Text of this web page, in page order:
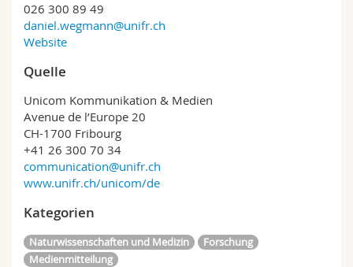
026 300 89 49
daniel.wegmann@unifr.ch
Website
Quelle
Unicom Kommunikation & Medien
Avenue de l’Europe 20
CH-1700 Fribourg
+41 26 300 70 34
communication@unifr.ch
www.unifr.ch/unicom/de
Kategorien
Naturwissenschaften und Medizin
Forschung
Medienmitteilung